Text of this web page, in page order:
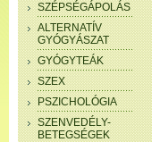
SZÉPSÉGÁPOLÁS
ALTERNATÍV
GYÓGYÁSZAT
GYÓGYTEÁK
SZEX
PSZICHOLÓGIA
SZENVEDÉLY-
BETEGSÉGEK